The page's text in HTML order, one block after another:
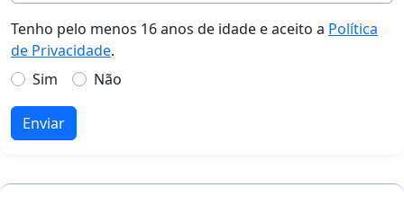
Tenho pelo menos 16 anos de idade e aceito a Política
de Privacidade.
Sim
Não
Enviar